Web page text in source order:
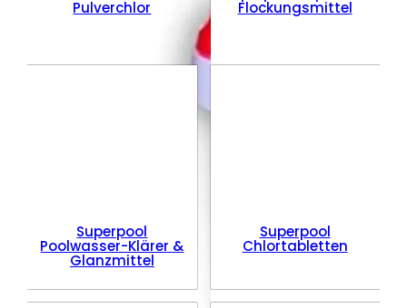
Pulverchlor Flockungsmittel
Superpool
Poolwasser-Klärer &
Glanzmittel
Superpool
Chlortabletten